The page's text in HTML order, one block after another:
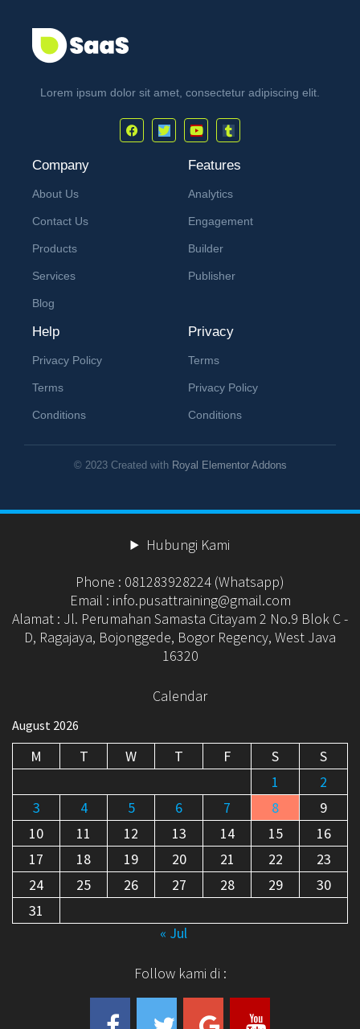
Lorem ipsum dolor sit amet, consectetur adipiscing elit.
Company
About Us
Contact Us
Products
Services
Blog
Features
Analytics
Engagement
Builder
Publisher
Help
Privacy Policy
Terms
Conditions
Privacy
Terms
Privacy Policy
Conditions
© 2023 Created with Royal Elementor Addons
Hubungi Kami
Phone : 081283928224 (Whatsapp)
Email : info.pusattraining@gmail.com
Alamat : Jl. Perumahan Samasta Citayam 2 No.9 Blok C -
D, Ragajaya, Bojonggede, Bogor Regency, West Java
16320
Calendar
August 2026
M T W T F S
S
1
2
3
4 5 6 7 8
9
10
11 12 13 14 15
16
17
18 19 20 21 22
23
24
25 26 27 28 29
30
31
« Jul
Follow kami di :